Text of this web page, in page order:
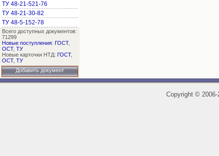
ТУ 48-21-521-76
ТУ 48-21-30-82
ТУ 48-5-152-78
Всего доступных документов:
71299
Новые поступления: ГОСТ,
ОСТ, ТУ
Новые карточки НТД: ГОСТ,
ОСТ, ТУ
Добавить документ
Copyright ©